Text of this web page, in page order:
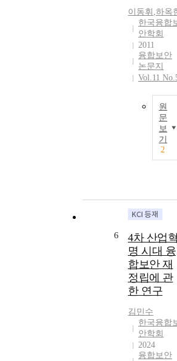
이동휘 ,하옥
한국융합
안학회
2011
융합보안
논문지
Vol.11
원
문
보
기
2
6
4차 산업
명 시대 융
합보안 재
정립에 관
한 연구
김민수
한국융합
안학회
2024
융합보안